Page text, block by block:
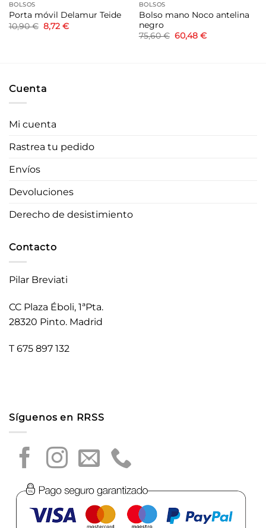
BOLSOS
Porta móvil Delamur Teide
10,90€ El
precio
8,72 €El
BOLSOS
Bolso mano Noco antelina
negro
75,60€ El
precio
60,48 €El
Cuenta
Mi cuenta
Rastrea tu pedido
Envíos
Devoluciones
Derecho de desistimiento
Contacto
Pilar Breviati
CC Plaza Éboli, 1ªPta.
28320 Pinto. Madrid
T 675 897 132
Síguenos en RRSS